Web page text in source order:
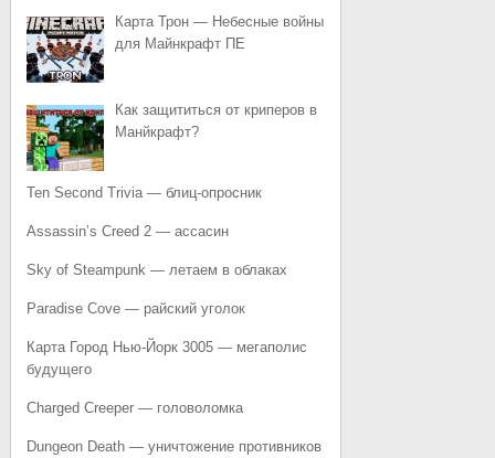
Карта Трон — Небесные войны
для Майнкрафт ПЕ
Как защититься от криперов в
Манйкрафт?
Ten Second Trivia — блиц-опросник
Assassin’s Creed 2 — ассасин
Sky of Steampunk — летаем в облаках
Paradise Cove — райский уголок
Карта Город Нью-Йорк 3005 — мегаполис
будущего
Charged Creeper — головоломка
Dungeon Death — уничтожение противников